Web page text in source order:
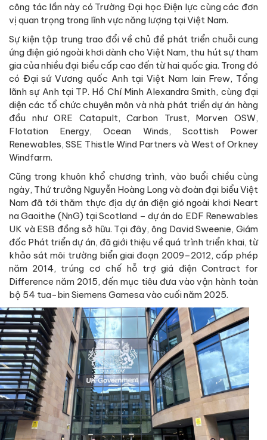
công tác lần này có Trường Đại học Điện lực cùng các đơn
vị quan trọng trong lĩnh vực năng lượng tại Việt Nam.
Sự kiện tập trung trao đổi về chủ đề phát triển chuỗi cung
ứng điện gió ngoài khơi dành cho Việt Nam, thu hút sự tham
gia của nhiều đại biểu cấp cao đến từ hai quốc gia. Trong đó
có Đại sứ Vương quốc Anh tại Việt Nam Iain Frew, Tổng
lãnh sự Anh tại TP. Hồ Chí Minh Alexandra Smith, cùng đại
diện các tổ chức chuyên môn và nhà phát triển dự án hàng
đầu như ORE Catapult, Carbon Trust, Morven OSW,
Flotation Energy, Ocean Winds, Scottish Power
Renewables, SSE Thistle Wind Partners và West of Orkney
Windfarm.
Cũng trong khuôn khổ chương trình, vào buổi chiều cùng
ngày, Thứ trưởng Nguyễn Hoàng Long và đoàn đại biểu Việt
Nam đã tới thăm thực địa dự án điện gió ngoài khơi Neart
na Gaoithe (NnG) tại Scotland – dự án do EDF Renewables
UK và ESB đồng sở hữu. Tại đây, ông David Sweenie, Giám
đốc Phát triển dự án, đã giới thiệu về quá trình triển khai, từ
khảo sát môi trường biển giai đoạn 2009–2012, cấp phép
năm 2014, trúng cơ chế hỗ trợ giá điện Contract for
Difference năm 2015, đến mục tiêu đưa vào vận hành toàn
bộ 54 tua-bin Siemens Gamesa vào cuối năm 2025.